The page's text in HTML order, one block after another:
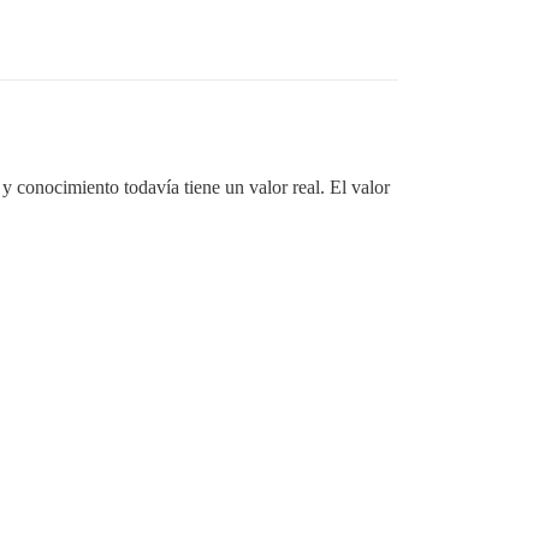
conocimiento todavía tiene un valor real. El valor